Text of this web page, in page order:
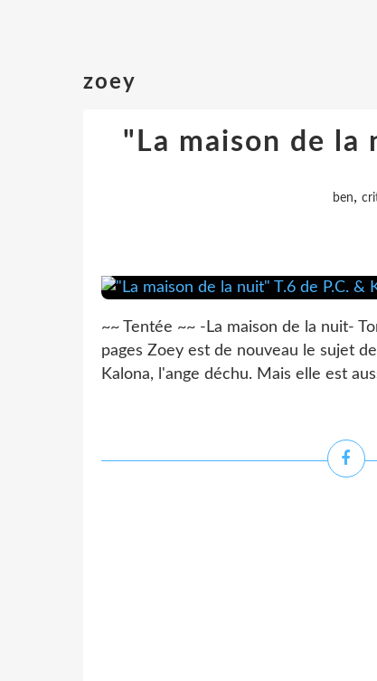
zoey
"La maison de la
ben,
~~ Tentée ~~ -La maison de la nuit-
pages Zoey est de nouveau le sujet
Kalona, l'ange déchu. Mais elle est